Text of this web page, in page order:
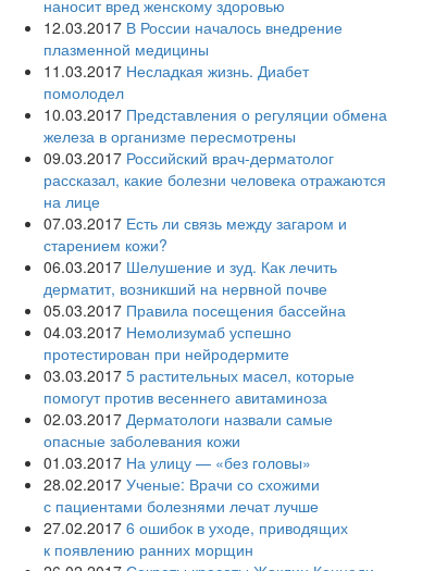
наносит вред женскому здоровью
12.03.2017 В России началось внедрение
плазменной медицины
11.03.2017 Несладкая жизнь. Диабет
помолодел
10.03.2017 Представления о регуляции обмена
железа в организме пересмотрены
09.03.2017 Российский врач-дерматолог
рассказал, какие болезни человека отражаются
на лице
07.03.2017 Есть ли связь между загаром и
старением кожи?
06.03.2017 Шелушение и зуд. Как лечить
дерматит, возникший на нервной почве
05.03.2017 Правила посещения бассейна
04.03.2017 Немолизумаб успешно
протестирован при нейродермите
03.03.2017 5 растительных масел, которые
помогут против весеннего авитаминоза
02.03.2017 Дерматологи назвали самые
опасные заболевания кожи
01.03.2017 На улицу — «без головы»
28.02.2017 Ученые: Врачи со схожими
с пациентами болезнями лечат лучше
27.02.2017 6 ошибок в уходе, приводящих
к появлению ранних морщин